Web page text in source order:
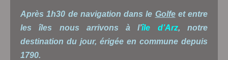
Après 1h30 de navigation dans le Golfeet entre
les îles nous arrivons à l’île d’Arz, notre
destination du jour, érigée en commune depuis
1790.